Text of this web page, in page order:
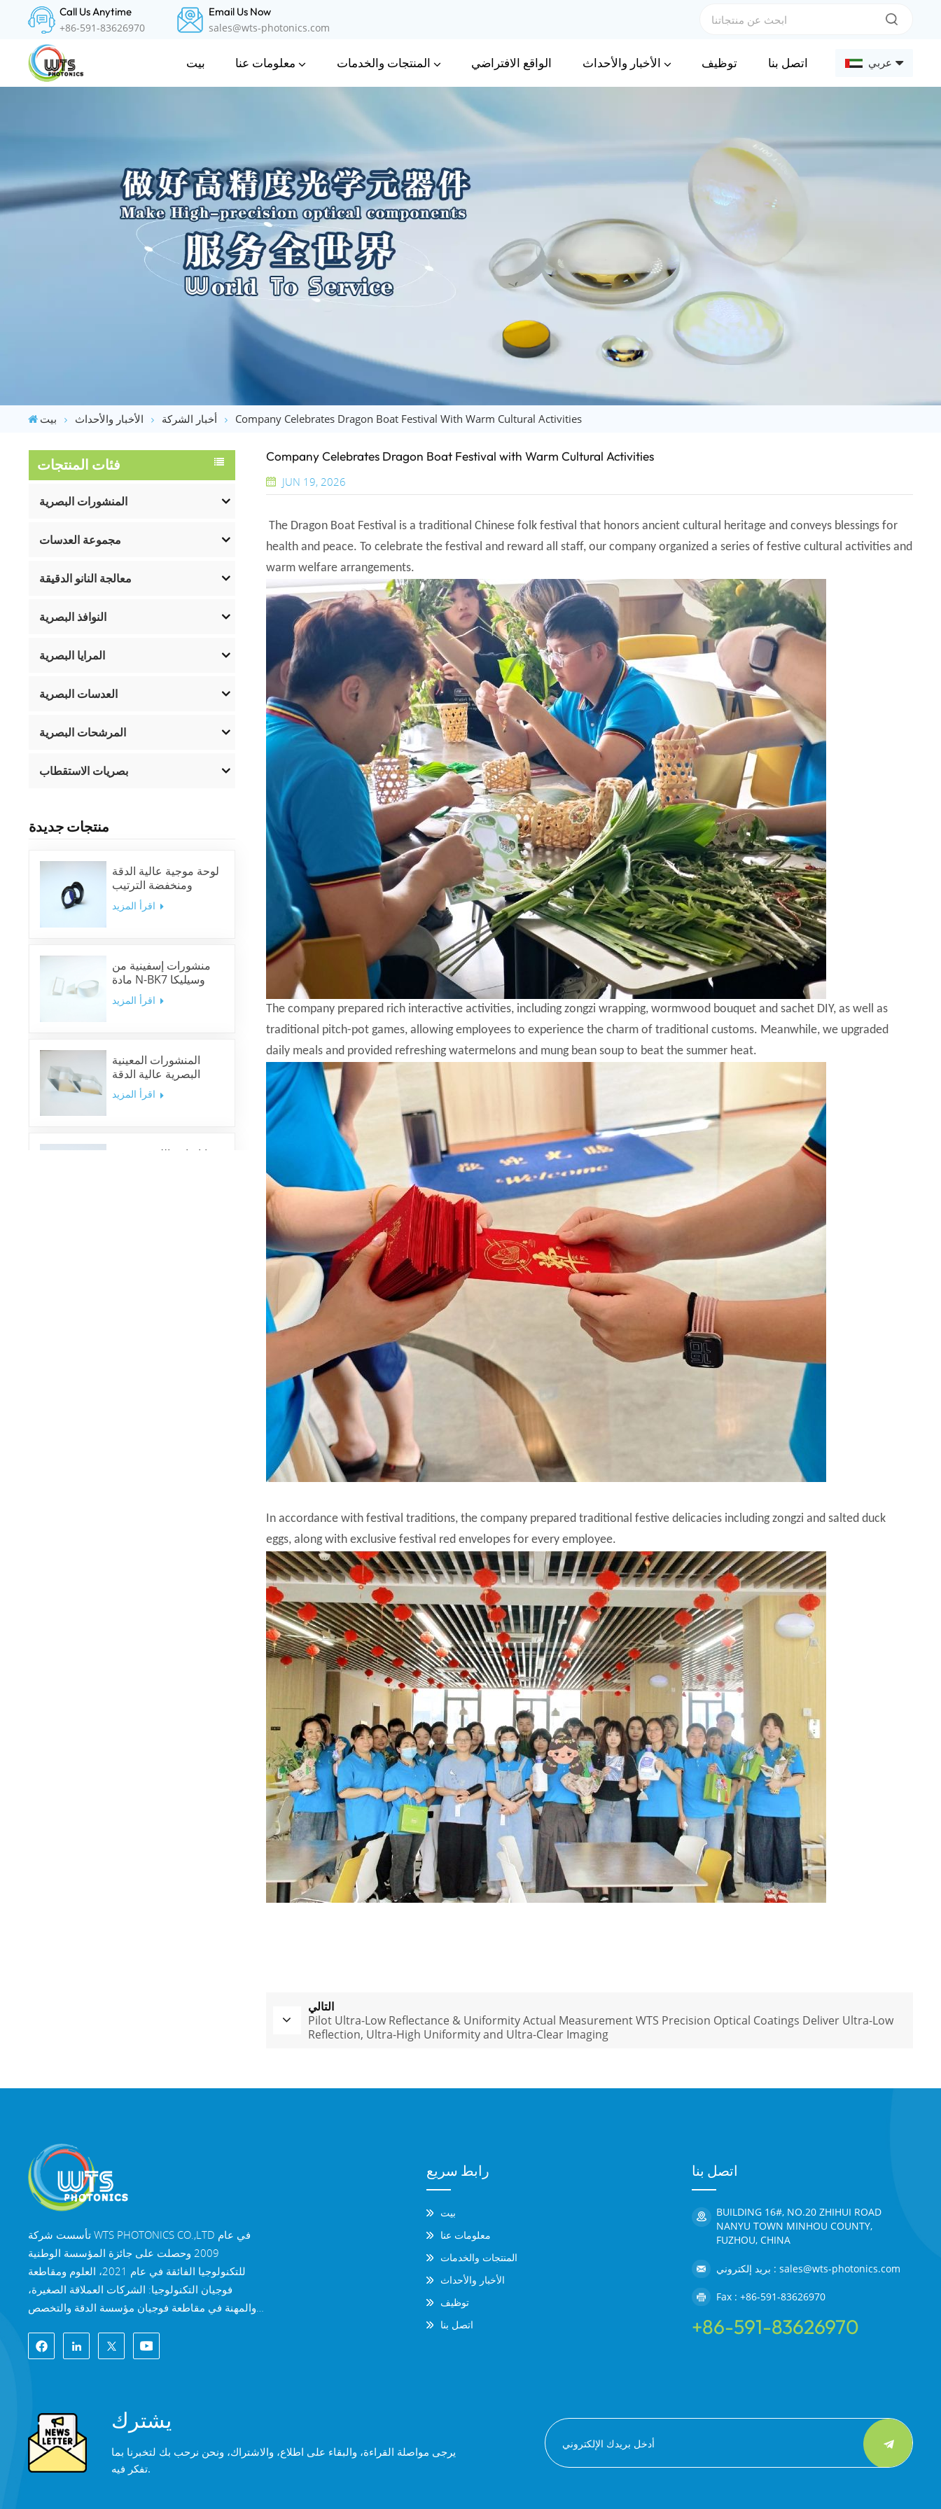
Call Us Anytime
+86-591-83626970
Email Us Now
sales@wts-photonics.com
بيت معلومات عنا المنتجات والخدمات الواقع الافتراضي الأخبار والأحداث توظيف اتصل بنا عربي
中文
بيت الأخبار والأحداث أخبار الشركة Company Celebrates Dragon Boat Festival With Warm Cultural Activities
فئات المنتجات
المنشورات البصرية
مجموعة العدسات
معالجة النانو الدقيقة
النوافذ البصرية
المرايا البصرية
العدسات البصرية
المرشحات البصرية
بصريات الاستقطاب
منتجات جديدة
لوحة موجية عالية الدقة
ومنخفضة الترتيب
منشورات إسفينية من
مادة N-BK7 وسيليكا
منصهرة ونوافذ إسفينية
المنشورات المعينية
البصرية عالية الدقة
مرايا ثنائية اللون متعددة
Company Celebrates Dragon Boat Festival with Warm Cultural Activities
JUN 19, 2026
The Dragon Boat Festival is a traditional Chinese folk festival that honors ancient cultural heritage and conveys blessings for
health and peace. To celebrate the festival and reward all staff, our company organized a series of festive cultural activities and
warm welfare arrangements.
The company prepared rich interactive activities, including zongzi wrapping, wormwood bouquet and sachet DIY, as well as
traditional pitch-pot games, allowing employees to experience the charm of traditional customs. Meanwhile, we upgraded
daily meals and provided refreshing watermelons and mung bean soup to beat the summer heat.
In accordance with festival traditions, the company prepared traditional festive delicacies including zongzi and salted duck
eggs, along with exclusive festival red envelopes for every employee.
التالي
Pilot Ultra-Low Reflectance & Uniformity Actual Measurement WTS Precision Optical Coatings Deliver Ultra-Low
Reflection, Ultra-High Uniformity and Ultra-Clear Imaging
تأسست شركة WTS PHOTONICS CO.,LTD في عام
2009 وحصلت على جائزة المؤسسة الوطنية
للتكنولوجيا الفائقة في عام 2021، العلوم ومقاطعة
فوجيان التكنولوجيا: الشركات العملاقة الصغيرة،
والمهنة في مقاطعة فوجيان مؤسسة الدقة والتخصص
الساحلية الجميلة الواقعة في جنوب شرق الصين، وهي
مدينة بصرية شهيرة. تمتلك شركة WTS 11000 متر
نظام الطلاء، ونظام التجميع، ونظام مراقبة الجودة.
توفر WTS العملاء مع حلول شاملة للبحث والتطوير
والتصميم والتصنيع المكونات البصرية عالية الدقة،
عدسات التصوير البصري عالية الدقة، ومكونات الليزر
رابط سريع
بيت
معلومات عنا
المنتجات والخدمات
الأخبار والأحداث
توظيف
اتصل بنا
اتصل بنا
BUILDING 16#, NO.20 ZHIHUI ROAD
NANYU TOWN MINHOU COUNTY,
FUZHOU, CHINA
بريد إلكتروني : sales@wts-photonics.com
Fax : +86-591-83626970
+86-591-83626970
يشترك
يرجى مواصلة القراءة، والبقاء على اطلاع، والاشتراك، ونحن نرحب بك لتخبرنا بما
تفكر فيه.